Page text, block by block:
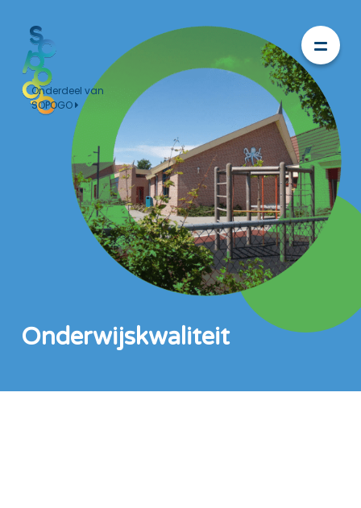
Onderdeel van
SOPOGO
Onderwijskwaliteit